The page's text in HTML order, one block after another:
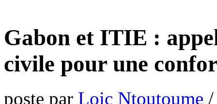
Gabon et ITIE :
civile pour une
poste par Loic Ntoutoume